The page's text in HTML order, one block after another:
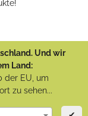
Und wir
Land:
der EU, um
zu sehen...